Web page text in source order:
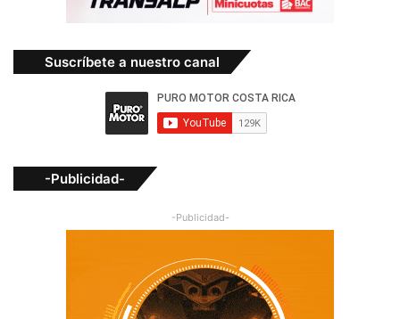
Suscríbete a nuestro canal
-Publicidad-
-Publicidad-